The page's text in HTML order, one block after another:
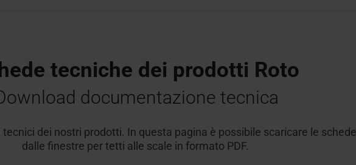
di luce naturale
per i professionisti
per uscita tetto / Linea
tecniche dei prodotti Roto
documentazione tecnica
dei nostri prodotti. In questa pagina è possibile scaricare le
dalle finestre per tetti alle scale in formato PDF.